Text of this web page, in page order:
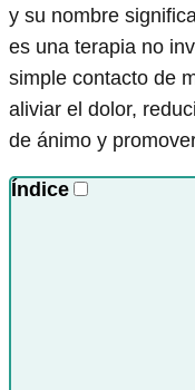
y su nombre
es una terapia no
simple contacto de
aliviar el dolor,
de ánimo y
Índice